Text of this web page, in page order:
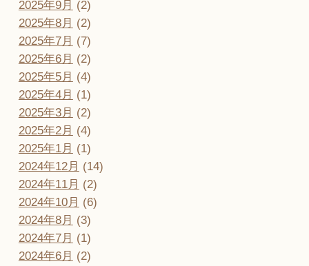
2025年9月 (2)
2025年8月 (2)
2025年7月 (7)
2025年6月 (2)
2025年5月 (4)
2025年4月 (1)
2025年3月 (2)
2025年2月 (4)
2025年1月 (1)
2024年12月 (14)
2024年11月 (2)
2024年10月 (6)
2024年8月 (3)
2024年7月 (1)
2024年6月 (2)